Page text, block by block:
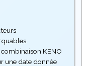
combinaison KENO
une date donnée